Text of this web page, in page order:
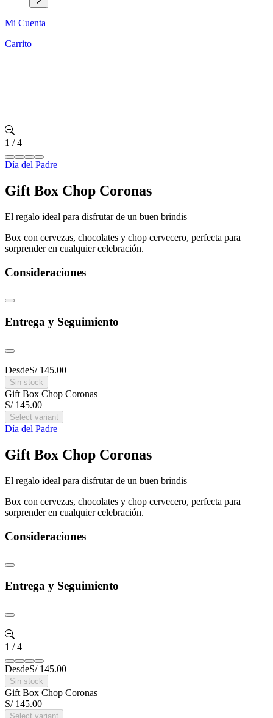
Mi Cuenta
Carrito
1 /4
Día del Padre
Gift Box Chop Coronas
El regalo ideal para disfrutar de un buen brindis
Box con cervezas, chocolates y chop cervecero, perfecta para
sorprender en cualquier celebración.
Consideraciones
Entrega y Seguimiento
DesdeS/ 145.00
Sin stock
Gift Box Chop Coronas—
S/ 145.00
Select variant
Día del Padre
Gift Box Chop Coronas
El regalo ideal para disfrutar de un buen brindis
Box con cervezas, chocolates y chop cervecero, perfecta para
sorprender en cualquier celebración.
Consideraciones
Entrega y Seguimiento
1 /4
DesdeS/ 145.00
Sin stock
Gift Box Chop Coronas—
S/ 145.00
Select variant